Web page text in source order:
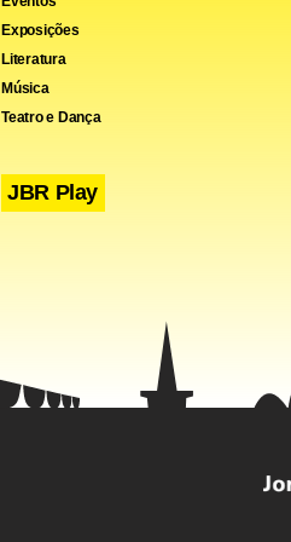
de Classificação
Exposições
Literatura
Música
Teatro e Dança
JBR Play